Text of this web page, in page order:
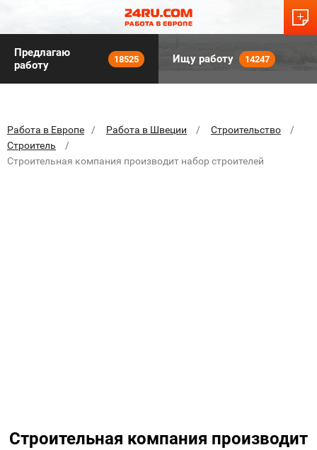
Предлагаю
работу
18525 Ищу работу 14247
Работа в Европе Работа в Швеции
Строительство
Строитель
Строительная компания производит набор строителей
Строительная компания производит